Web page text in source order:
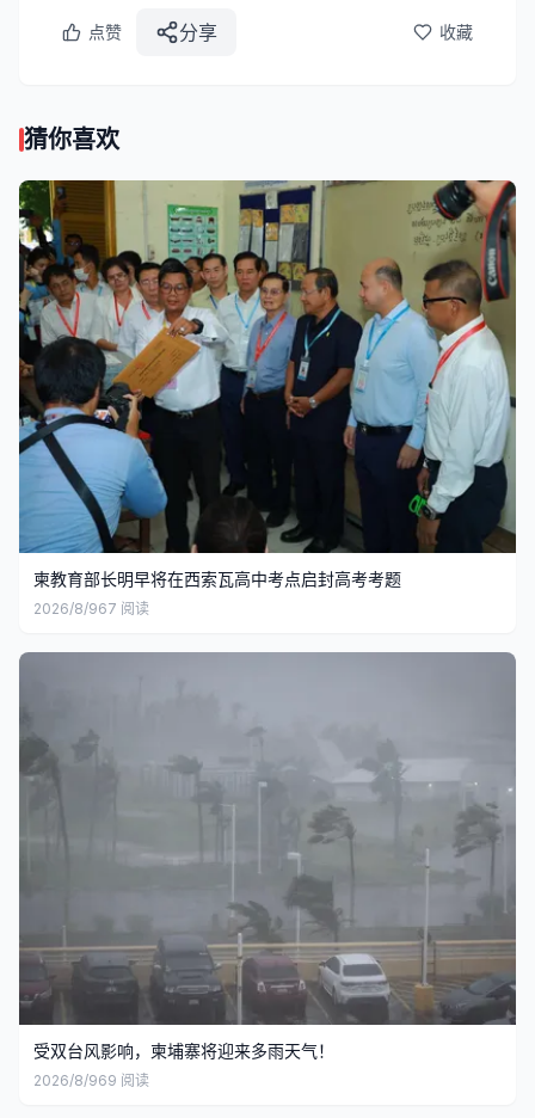
点赞 分享 收藏
猜你喜欢
柬教育部长明早将在西索瓦高中考点启封高考考题
2026/8/967 阅读
受双台风影响，柬埔寨将迎来多雨天气！
2026/8/969 阅读